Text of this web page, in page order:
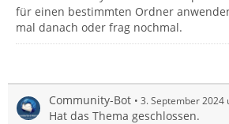
für einen bestimmten Ordner
mal danach oder frag nochmal.
Community-Bot 3. September 2024
Hat das Thema geschlossen.